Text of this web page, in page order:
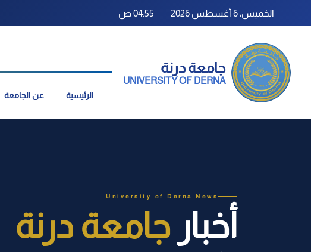
الخميس، 6 أغسطس 2026 04:55 ص
جامعة درنة
UNIVERSITY OF DERNA
الرئيسية عن الجامعة
University of Derna News
أخبار جامعة درنة